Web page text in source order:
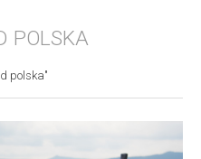
POLSKA
polska"